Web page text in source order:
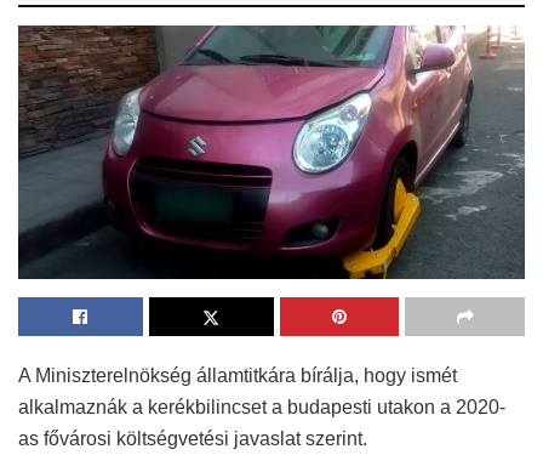
A Miniszterelnökség államtitkára bírálja, hogy ismét
alkalmaznák a kerékbilincset a budapesti utakon a 2020-
as fővárosi költségvetési javaslat szerint.